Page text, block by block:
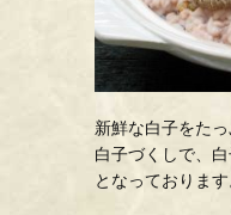
新鮮な白子をたっ
白子づくしで、
となっております